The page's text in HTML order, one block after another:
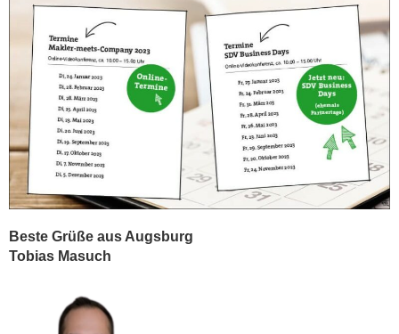
Beste Grüße aus Augsburg
Tobias Masuch